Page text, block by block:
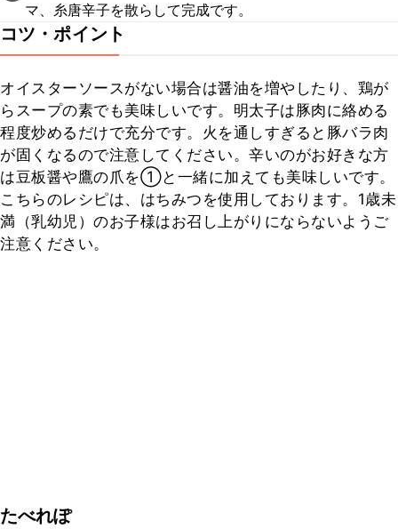
マ、糸唐辛子を散らして完成です。
コツ・ポイント
オイスターソースがない場合は醤油を増やしたり、鶏が
らスープの素でも美味しいです。明太子は豚肉に絡める
程度炒めるだけで充分です。火を通しすぎると豚バラ肉
が固くなるので注意してください。辛いのがお好きな方
は豆板醤や鷹の爪を①と一緒に加えても美味しいです。
こちらのレシピは、はちみつを使用しております。1歳未
満（乳幼児）のお子様はお召し上がりにならないようご
注意ください。
たべれぽ